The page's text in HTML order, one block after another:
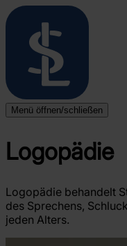
Startseite
Überblick
Niebüll
Langenhorn
Bredstedt
Husum
Menü öffnen/schließen
Logopädie
Logopädie behandelt
des Sprechens,
jeden Alters.